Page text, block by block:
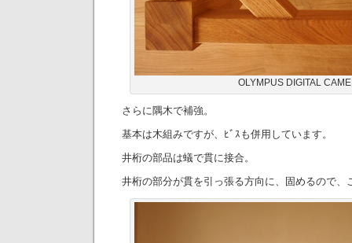
OLYMPUS DIGITAL
さらに隅木で補強。
基本は木組みですが、ﾋﾞｽも併用しています。
井桁の部品は蟻で貫に接合。
井桁の部分が貫を引っ張る方向に、固めるので、